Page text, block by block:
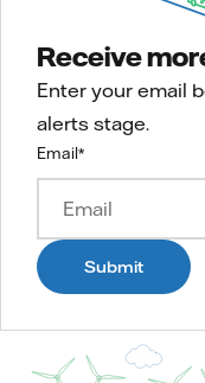
Receive
Enter your email
alerts stage.
Email*
Submit